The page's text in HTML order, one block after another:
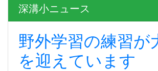
深溝小ニュース
野外学習の練習が
を迎えています